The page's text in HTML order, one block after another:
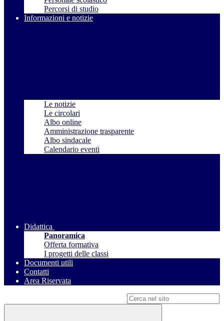
Percorsi di studio
Informazioni e notizie
Le notizie
Le circolari
Albo online
Amministrazione trasparente
Albo sindacale
Calendario eventi
Didattica
Panoramica
Offerta formativa
I progetti delle classi
Documenti utili
Contatti
Area Riservata